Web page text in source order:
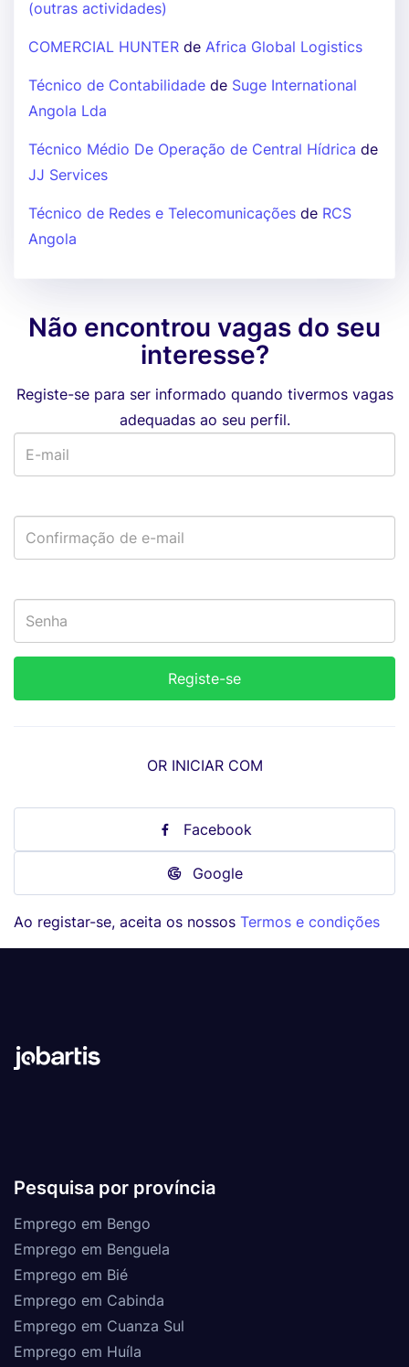
(outras actividades)
COMERCIAL HUNTER de Africa Global Logistics
Técnico de Contabilidade de Suge International
Angola Lda
Técnico Médio De Operação de Central Hídrica de
JJ Services
Técnico de Redes e Telecomunicações de RCS
Angola
Não encontrou vagas do seu
interesse?
Registe-se para ser informado quando tivermos vagas
adequadas ao seu perfil.
OR INICIAR COM
Facebook
Google
Ao registar-se, aceita os nossos Termos e condições
Pesquisa por província
Emprego em Bengo
Emprego em Benguela
Emprego em Bié
Emprego em Cabinda
Emprego em Cuanza Sul
Emprego em Huíla